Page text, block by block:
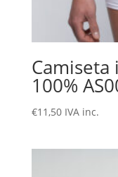
100%
€11,50 IVA inc.